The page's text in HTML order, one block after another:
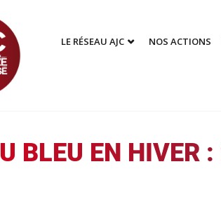
LE RÉSEAU AJC NOS ACTIONS
BLEU EN HIVER